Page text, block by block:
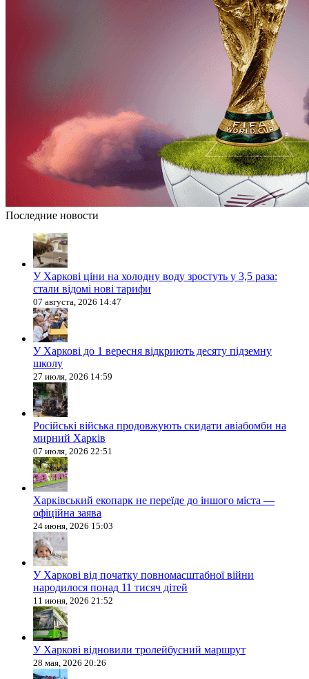
Последние новости
У Харкові ціни на холодну воду зростуть у 3,5 раза:
стали відомі нові тарифи
07 августа, 2026 14:47
У Харкові до 1 вересня відкриють десяту підземну
школу
27 июля, 2026 14:59
Російські війська продовжують скидати авіабомби на
мирний Харків
07 июля, 2026 22:51
Харківський екопарк не переїде до іншого міста —
офіційна заява
24 июня, 2026 15:03
У Харкові від початку повномасштабної війни
народилося понад 11 тисяч дітей
11 июня, 2026 21:52
У Харкові відновили тролейбусний маршрут
28 мая, 2026 20:26